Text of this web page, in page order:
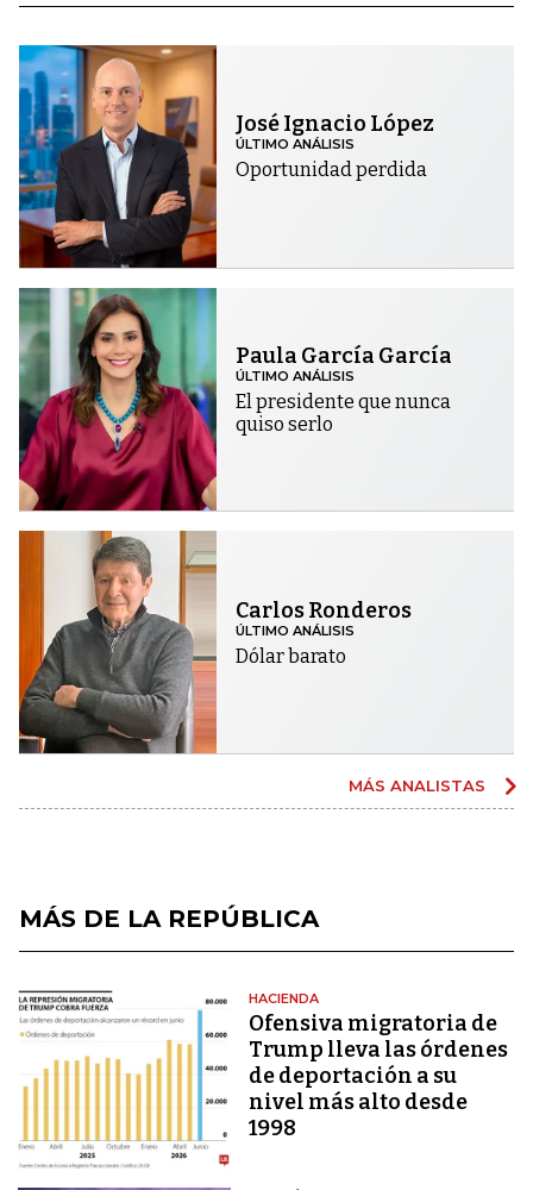
José Ignacio López
ÚLTIMO ANÁLISIS
Oportunidad perdida
Paula García García
ÚLTIMO ANÁLISIS
El presidente que nunca
quiso serlo
Carlos Ronderos
ÚLTIMO ANÁLISIS
Dólar barato
MÁS ANALISTAS
MÁS DE LA REPÚBLICA
HACIENDA
Ofensiva migratoria de
Trump lleva las órdenes
de deportación a su
nivel más alto desde
1998